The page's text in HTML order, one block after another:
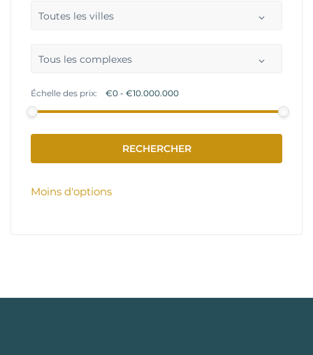
Toutes les villes
Tous les complexes
Échelle des prix:
Moins d'options